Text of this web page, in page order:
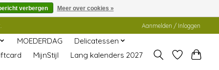
Aanmelden / Inloggen
MOEDERDAG
Delicatessen
MijnStijl
Lang kalenders 2027
verbergen Meer over cookies »